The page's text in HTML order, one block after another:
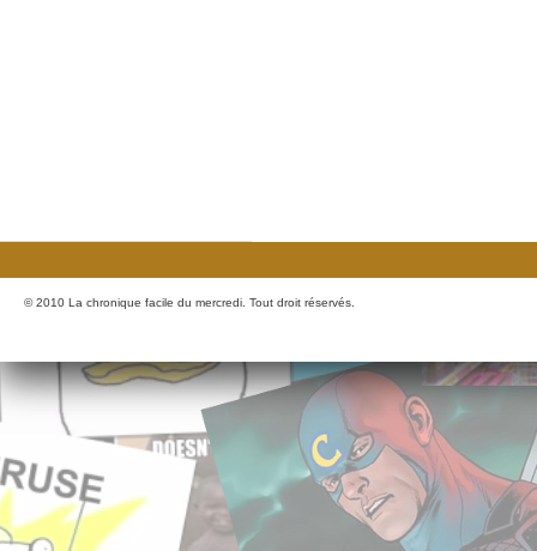
© 2010 La chronique facile du mercredi. Tout droit réservés.